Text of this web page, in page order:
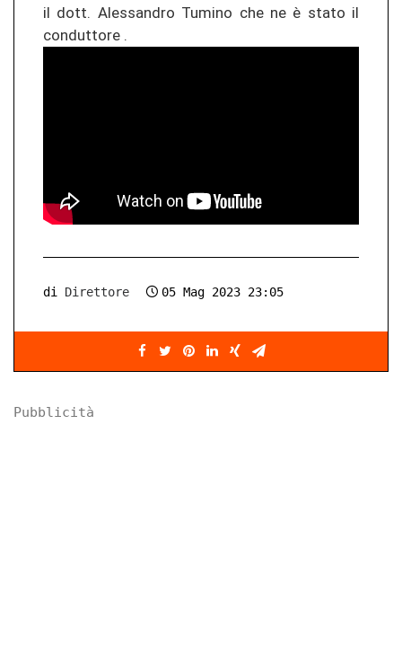
il dott. Ales­san­dro Tu­mi­no che ne è stato il
con­d­ut­to­re .
di Direttore 05 Mag 2023 23:05
Pubblicità